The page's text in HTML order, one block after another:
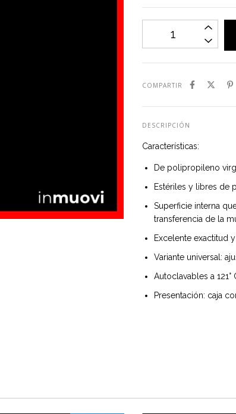
COMPARTIR
DESCRIPCIÓN
Características:
De polipropileno
Estériles y libres de
Superficie interna
transferencia de la
Excelente exactitud
Variante universal:
Autoclavables a 121°
Presentación: caja